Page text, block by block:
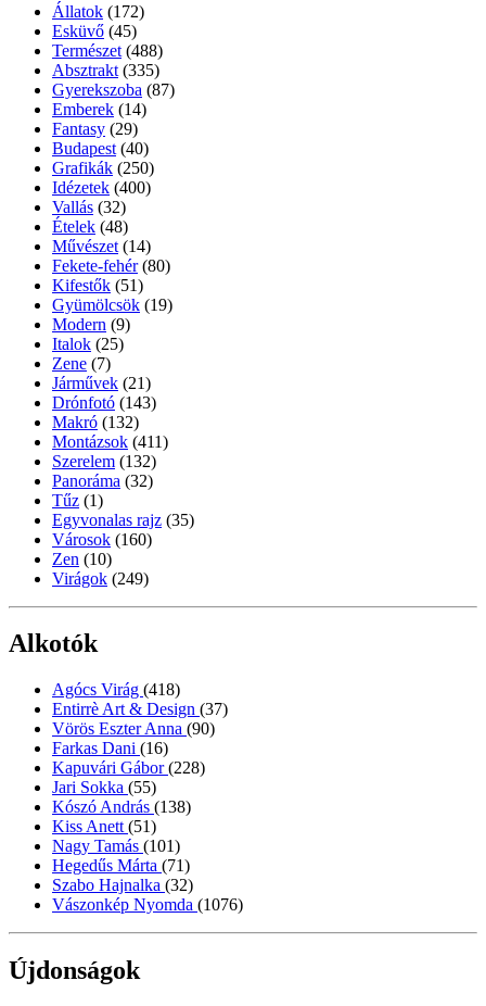
Állatok (172)
Esküvő (45)
Természet (488)
Absztrakt (335)
Gyerekszoba (87)
Emberek (14)
Fantasy (29)
Budapest (40)
Grafikák (250)
Idézetek (400)
Vallás (32)
Ételek (48)
Művészet (14)
Fekete-fehér (80)
Kifestők (51)
Gyümölcsök (19)
Modern (9)
Italok (25)
Zene (7)
Járművek (21)
Drónfotó (143)
Makró (132)
Montázsok (411)
Szerelem (132)
Panoráma (32)
Tűz (1)
Egyvonalas rajz (35)
Városok (160)
Zen (10)
Virágok (249)
Alkotók
Agócs Virág (418)
Entirrè Art & Design (37)
Vörös Eszter Anna (90)
Farkas Dani (16)
Kapuvári Gábor(228)
Jari Sokka (55)
Kószó András (138)
Kiss Anett (51)
Nagy Tamás (101)
Hegedűs Márta (71)
Szabo Hajnalka (32)
Vászonkép Nyomda (1076)
Újdonságok